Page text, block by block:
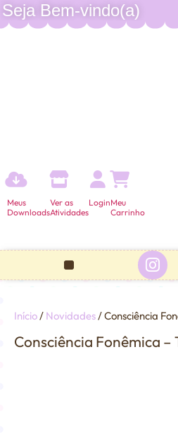
Seja Bem-vindo(a)
Meus
Downloads
Ver as
Atividades
LoginMeu
Carrinho
Início/ Novidades/ Consciência
Consciência Fonêmica –